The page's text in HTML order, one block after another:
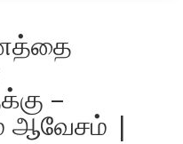
–
ஆவேசம் |